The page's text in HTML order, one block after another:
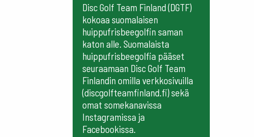
Disc Golf Team Finland (DGTF)
kokoaa suomalaisen
huippufrisbeegolfin saman
katon alle. Suomalaista
huippufrisbeegolfia pääset
seuraamaan Disc Golf Team
Finlandin omilla verkkosivuilla
(discgolfteamfinland.fi) sekä
omat somekanavissa
Instagramissa ja
Facebookissa.